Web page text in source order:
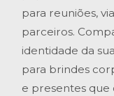
para reuniões,
parceiros.
identidade da
para brindes
e presentes que